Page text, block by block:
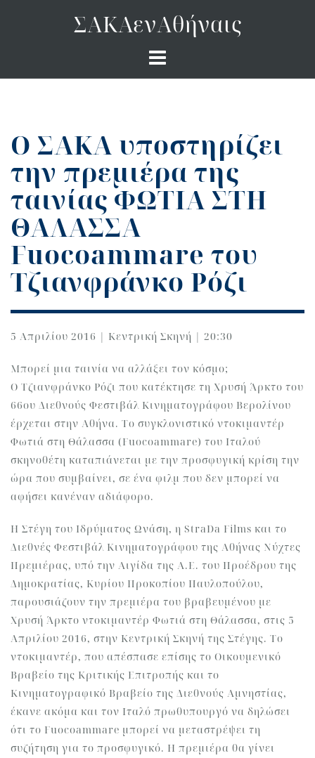
ΣΑΚΑενΑθήναις
Ο ΣΑΚΑ υποστηρίζει
την πρεμιέρα της
ταινίας ΦΩΤΙΑ ΣΤΗ
ΘΑΛΑΣΣΑ
Fuocoammare του
Τζιανφράνκο Ρόζι
5 Απριλίου 2016 | Κεντρική Σκηνή | 20:30
Μπορεί μια ταινία να αλλάξει τον κόσμο;
Ο Τζιανφράνκο Ρόζι που κατέκτησε τη Χρυσή Άρκτο του
66ου Διεθνούς Φεστιβάλ Κινηματογράφου Βερολίνου
έρχεται στην Αθήνα. Το συγκλονιστικό ντοκιμαντέρ
Φωτιά στη Θάλασσα (Fuocoammare) του Ιταλού
σκηνοθέτη καταπιάνεται με την προσφυγική κρίση την
ώρα που συμβαίνει, σε ένα φιλμ που δεν μπορεί να
αφήσει κανέναν αδιάφορο.
Η Στέγη του Ιδρύματος Ωνάση, η StraDa Films και το
Διεθνές Φεστιβάλ Κινηματογράφου της Αθήνας Νύχτες
Πρεμιέρας, υπό την Αιγίδα της Α.Ε. του Προέδρου της
Δημοκρατίας, Κυρίου Προκοπίου Παυλοπούλου,
παρουσιάζουν την πρεμιέρα του βραβευμένου με
Χρυσή Άρκτο ντοκιμαντέρ Φωτιά στη Θάλασσα, στις 5
Απριλίου 2016, στην Κεντρική Σκηνή της Στέγης. Το
ντοκιμαντέρ, που απέσπασε επίσης το Οικουμενικό
Βραβείο της Κριτικής Επιτροπής και το
Κινηματογραφικό Βραβείο της Διεθνούς Αμνηστίας,
έκανε ακόμα και τον Ιταλό πρωθυπουργό να δηλώσει
ότι το Fuocoammare μπορεί να μεταστρέψει τη
συζήτηση για το προσφυγικό. Η πρεμιέρα θα γίνει